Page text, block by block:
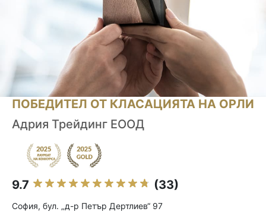
ПОБЕДИТЕЛ ОТ КЛАСАЦИЯТА НА ОРЛИ
Адрия Трейдинг ЕООД
9.7 (33)
София, бул. „д-р Петър Дертлиев“ 97